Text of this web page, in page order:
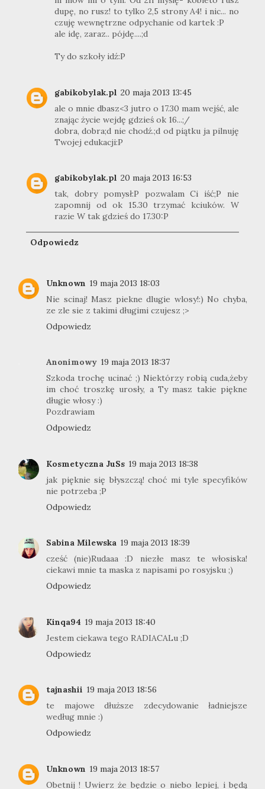
dupę, no rusz! to tylko 2,5 strony A4! i nic... no
czuję wewnętrzne odpychanie od kartek :P
ale idę, zaraz.. pójdę....;d
Ty do szkoły idź:P
gabikobylak.pl 20 maja 2013 13:45
ale o mnie dbasz<3 jutro o 17.30 mam wejść, ale
znając życie wejdę gdzieś ok 16...;/
dobra, dobra;d nie chodź.;d od piątku ja pilnuję
Twojej edukacji:P
gabikobylak.pl 20 maja 2013 16:53
tak, dobry pomysł:P pozwalam Ci iść;P nie
zapomnij od ok 15.30 trzymać kciuków. W
razie W tak gdzieś do 17.30:P
Odpowiedz
Unknown 19 maja 2013 18:03
Nie scinaj! Masz piekne dlugie wlosy!:) No chyba,
ze zle sie z takimi długimi czujesz ;>
Odpowiedz
Anonimowy 19 maja 2013 18:37
Szkoda trochę ucinać ;) Niektórzy robią cuda,żeby
im choć troszkę urosły, a Ty masz takie piękne
długie włosy :)
Pozdrawiam
Odpowiedz
Kosmetyczna JuSs 19 maja 2013 18:38
jak pięknie się błyszczą! choć mi tyle specyfików
nie potrzeba ;P
Odpowiedz
Sabina Milewska 19 maja 2013 18:39
cześć (nie)Rudaaa :D niezłe masz te włosiska!
ciekawi mnie ta maska z napisami po rosyjsku ;)
Odpowiedz
Kinqa94 19 maja 2013 18:40
Jestem ciekawa tego RADIACALu ;D
Odpowiedz
tajnashii 19 maja 2013 18:56
te majowe dłuższe zdecydowanie ładniejsze
według mnie :)
Odpowiedz
Unknown 19 maja 2013 18:57
Obetnij ! Uwierz że będzie o niebo lepiej, i będą